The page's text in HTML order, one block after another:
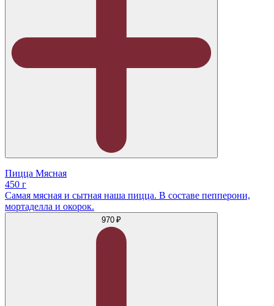
Пицца Мясная
450 г
Самая мясная и сытная наша пицца. В составе пепперони,
мортаделла и окорок.
970 ₽